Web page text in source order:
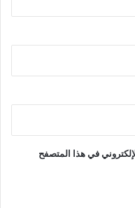
في هذا المتصفح